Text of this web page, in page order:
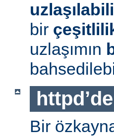
bir
uzlaşımın
Bir